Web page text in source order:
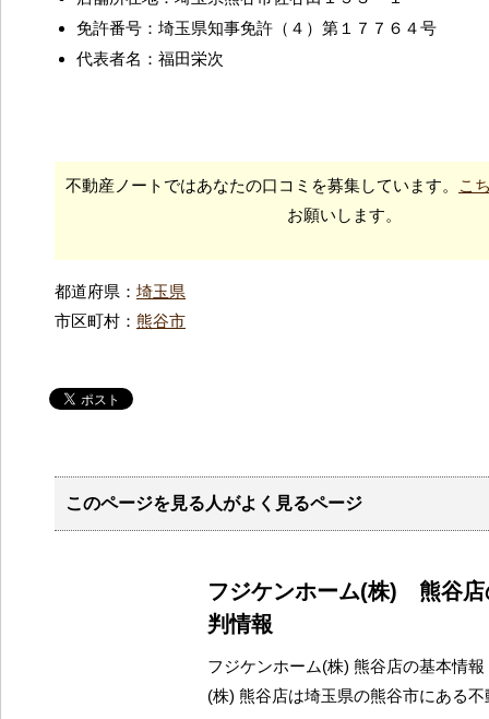
免許番号：埼玉県知事免許（４）第１７７６４号
代表者名：福田栄次
不動産ノートではあなたの口コミを募集しています。
こ
お願いします。
都道府県： 埼玉県
市区町村： 熊谷市
このページを見る人がよく見るページ
フジケンホーム(株) 熊谷店
判情報
フジケンホーム(株) 熊谷店の基本情
(株) 熊谷店は埼玉県の熊谷市にある